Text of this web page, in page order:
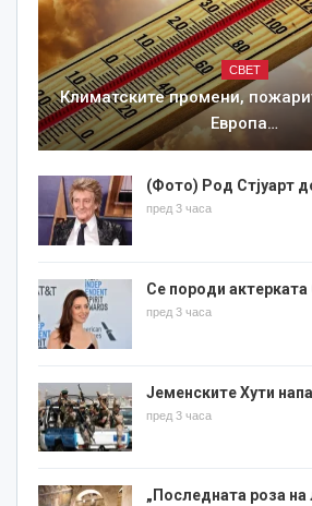
СВЕТ
Климатските промени,
Европа…
(Фото) Род Стјуарт
пред 3 часа
Се породи
пред 3 часа
Јеменските Хути
пред 3 часа
„Последната роза на